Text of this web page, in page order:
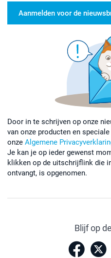
Aanmelden voor de
Door in te schrijven op onze
van onze producten en
onze Algemene
Je kan je op ieder gewenst
klikken op de uitschrijflink die
ontvangt, is opgenomen.
Blijf op